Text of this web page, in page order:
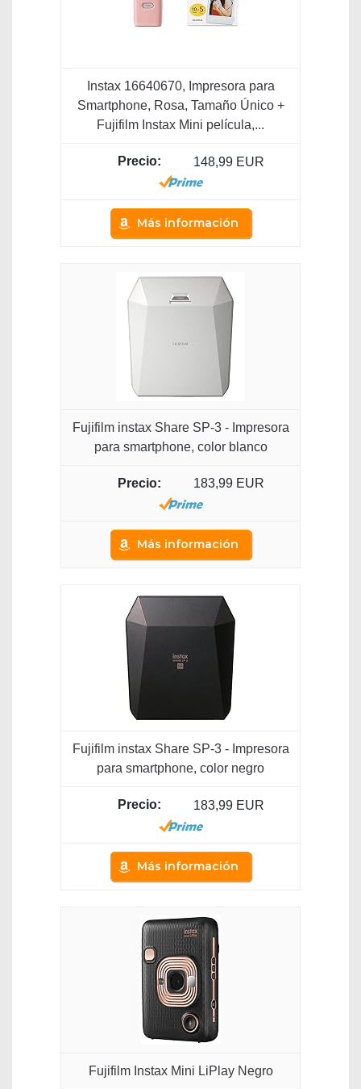
Instax 16640670, Impresora para
Smartphone, Rosa, Tamaño Único +
Fujifilm Instax Mini película,...
148,99 EUR
Más información
Fujifilm instax Share SP-3 - Impresora
para smartphone, color blanco
183,99 EUR
Más información
Fujifilm instax Share SP-3 - Impresora
para smartphone, color negro
183,99 EUR
Más información
Fujifilm Instax Mini LiPlay Negro